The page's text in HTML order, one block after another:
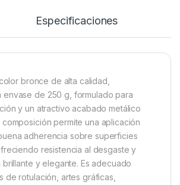
Especificaciones
bronce de alta calidad,
envase de 250 g, formulado para
y un atractivo acabado metálico
permite una aplicación
adherencia sobre superficies
resistencia al desgaste y
brillante y elegante. Es adecuado
de rotulación, artes gráficas,